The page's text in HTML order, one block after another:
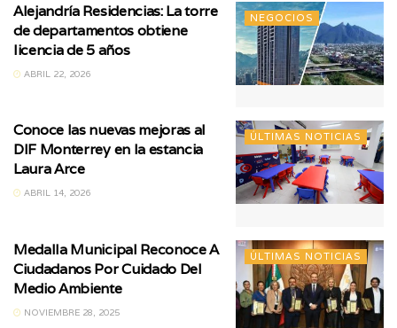
NEGOCIOS
Alejandría Residencias: La torre
de departamentos obtiene
licencia de 5 años
ABRIL 22, 2026
ÚLTIMAS NOTICIAS
Conoce las nuevas mejoras al
DIF Monterrey en la estancia
Laura Arce
ABRIL 14, 2026
ÚLTIMAS NOTICIAS
Medalla Municipal Reconoce A
Ciudadanos Por Cuidado Del
Medio Ambiente
NOVIEMBRE 28, 2025